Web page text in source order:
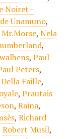
Noiret -
Unamuno,
Mr.Morse, Nela
,
, Paul
Peters,
Faille,
, Prautais
, Raina,
, Richard
Robert Musil,